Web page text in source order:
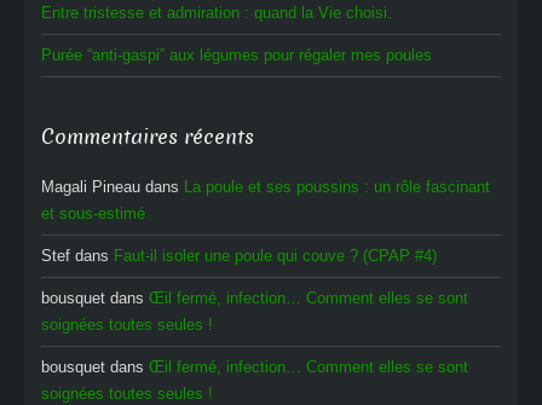
Entre tristesse et admiration : quand la Vie choisi.
Purée “anti-gaspi” aux légumes pour régaler mes poules
Commentaires récents
Magali Pineau dans La poule et ses poussins : un rôle fascinant
et sous-estimé
Stef dans Faut-il isoler une poule qui couve ? (CPAP #4)
bousquet dans Œil fermé, infection… Comment elles se sont
soignées toutes seules !
bousquet dans Œil fermé, infection… Comment elles se sont
soignées toutes seules !